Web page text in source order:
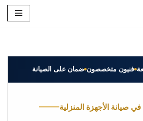
فنيون متخصصون ضمان على الصيانة
صيانة الأجهزة المنزلية